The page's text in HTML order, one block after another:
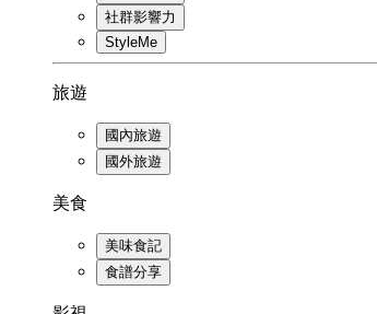
社群影響力
StyleMe
旅遊
國內旅遊
國外旅遊
美食
美味食記
食譜分享